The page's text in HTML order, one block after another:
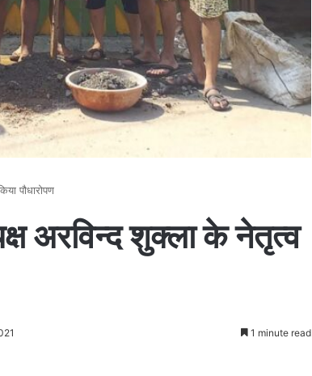
पौधारोपण
अरविन्द शुक्ला के नेतृत्व
1 minute read